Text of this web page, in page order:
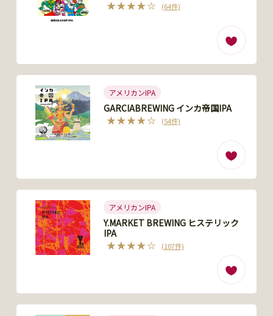
(64件)
アメリカンIPA
GARCIABREWING インカ帝国IPA
(54件)
アメリカンIPA
Y.MARKET BREWING ヒステリック
IPA
(107件)